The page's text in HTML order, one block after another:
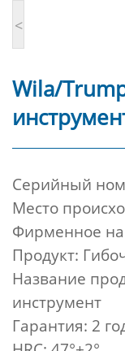
<
Wila/
Cерийный
Место
Фирменное
Продукт:
Название
инструмент
Гарантия: 2